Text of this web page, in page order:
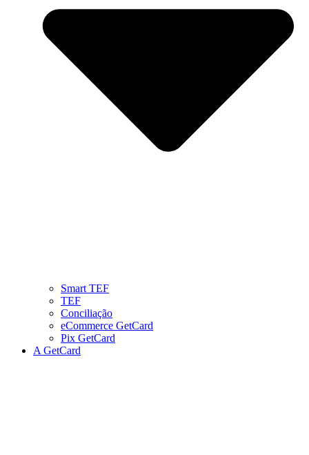
Smart TEF
TEF
Conciliação
eCommerce GetCard
Pix GetCard
A GetCard